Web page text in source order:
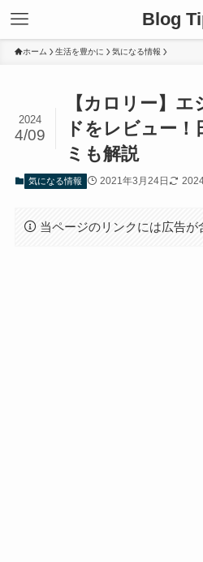
Blog
ホーム 生活を豊かに 気になる情報
【カロリー】
ドをレビュー！
ミも解説
2024
4/09
気になる情報 2021年3月24日
当ページのリンクには広告が